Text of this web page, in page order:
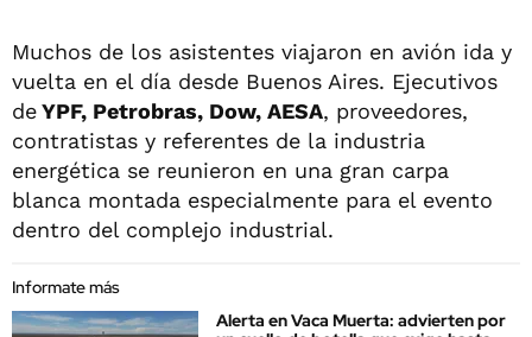
Muchos de los asistentes viajaron en avión ida y
vuelta en el día desde Buenos Aires. Ejecutivos
deYPF, Petrobras, Dow, AESA, proveedores,
contratistas y referentes de la industria
energética se reunieron en una gran carpa
blanca montada especialmente para el evento
dentro del complejo industrial.
Informate más
Alerta en Vaca Muerta: advierten por